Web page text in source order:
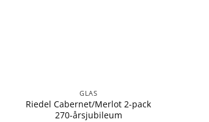
GLAS
Riedel Cabernet/Merlot 2-pack
270-årsjubileum